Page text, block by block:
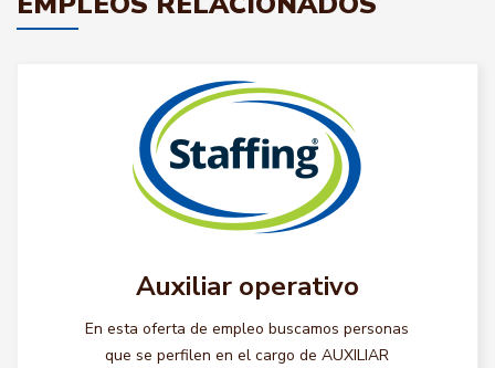
Auxiliar operativo
En esta oferta de empleo buscamos personas
que se perfilen en el cargo de AUXILIAR